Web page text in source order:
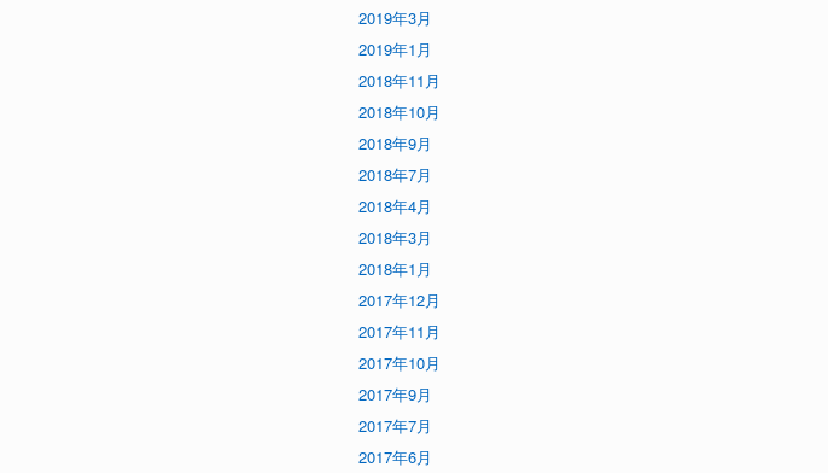
2019年3月
2019年1月
2018年11月
2018年10月
2018年9月
2018年7月
2018年4月
2018年3月
2018年1月
2017年12月
2017年11月
2017年10月
2017年9月
2017年7月
2017年6月